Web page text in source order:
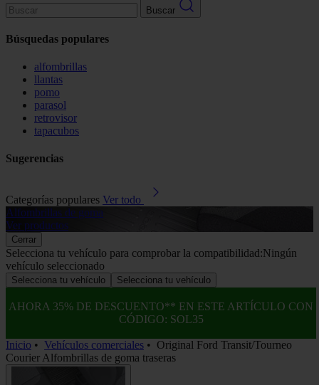
Buscar
Búsquedas populares
alfombrillas
llantas
pomo
parasol
retrovisor
tapacubos
Sugerencias
Categorías populares Ver todo
Alfombrillas de goma
Ver productos
Cerrar
Selecciona tu vehículo para comprobar la compatibilidad:Ningún
vehículo seleccionado
Selecciona tu vehículo Selecciona tu vehículo
AHORA 35% DE DESCUENTO** EN ESTE ARTÍCULO CON
CÓDIGO: SOL35
Inicio • Vehículos comerciales • Original Ford Transit/Tourneo
Courier Alfombrillas de goma traseras